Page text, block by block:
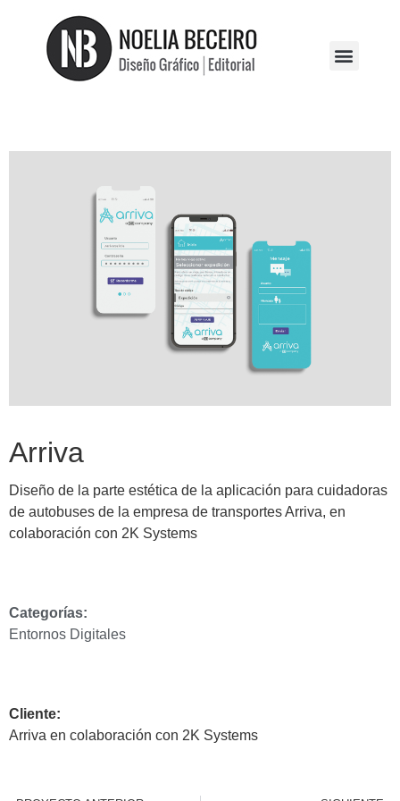
Arriva
Diseño de la parte estética de la aplicación para cuidadoras
de autobuses de la empresa de transportes Arriva, en
colaboración con 2K Systems
Categorías:
Entornos Digitales
Cliente:
Arriva en colaboración con 2K Systems